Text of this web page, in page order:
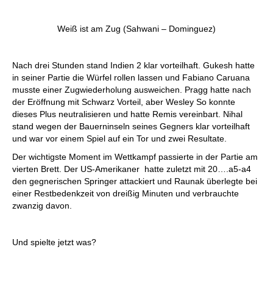
Weiß ist am Zug (Sahwani – Dominguez)
Nach drei Stunden stand Indien 2 klar vorteilhaft. Gukesh hatte
in seiner Partie die Würfel rollen lassen und Fabiano Caruana
musste einer Zugwiederholung ausweichen. Pragg hatte nach
der Eröffnung mit Schwarz Vorteil, aber Wesley So konnte
dieses Plus neutralisieren und hatte Remis vereinbart. Nihal
stand wegen der Bauerninseln seines Gegners klar vorteilhaft
und war vor einem Spiel auf ein Tor und zwei Resultate.
Der wichtigste Moment im Wettkampf passierte in der Partie am
vierten Brett. Der US-Amerikaner hatte zuletzt mit 20….a5-a4
den gegnerischen Springer attackiert und Raunak überlegte bei
einer Restbedenkzeit von dreißig Minuten und verbrauchte
zwanzig davon.
Und spielte jetzt was?